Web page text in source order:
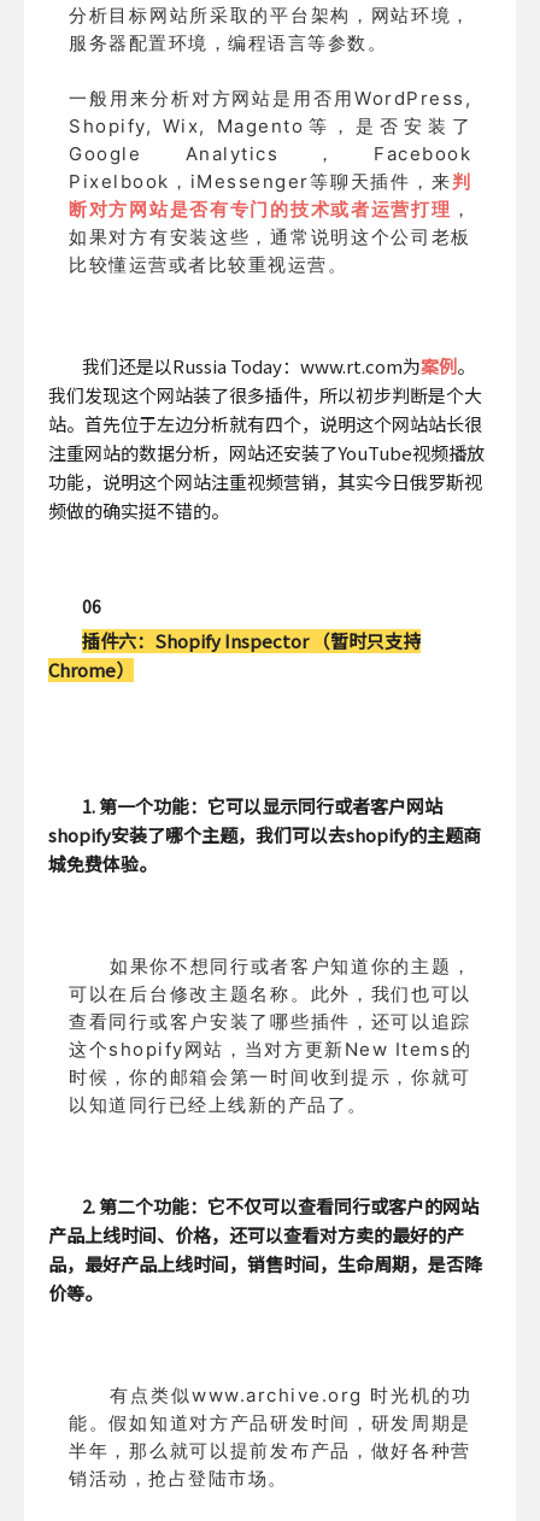
分析目标网站所采取的平台架构，网站环境，
服务器配置环境，编程语言等参数。
一般用来分析对方网站是用否用WordPress,
Shopify, Wix, Magento等，是否安装了
Google Analytics，Facebook
Pixelbook，iMessenger等聊天插件，来判
断对方网站是否有专门的技术或者运营打理 ，
如果对方有安装这些，通常说明这个公司老板
比较懂运营或者比较重视运营。
我们还是以Russia Today：www.rt.com为案例。
我们发现这个网站装了很多插件，所以初步判断是个大
站。首先位于左边分析就有四个，说明这个网站站长很
注重网站的数据分析，网站还安装了YouTube视频播放
功能，说明这个网站注重视频营销，其实今日俄罗斯视
频做的确实挺不错的。
06
插件六： Shopify Inspector （暂时只支持
Chrome）
1. 第一个功能：它可以显示同行或者客户网站
shopify安装了哪个主题，我们可以去shopify的主题商
城免费体验。
如果你不想同行或者客户知道你的主题，
可以在后台修改主题名称。此外，我们也可以
查看同行或客户安装了哪些插件，还可以追踪
这个shopify网站，当对方更新New Items的
时候，你的邮箱会第一时间收到提示，你就可
以知道同行已经上线新的产品了。
2. 第二个功能：它不仅可以查看同行或客户的网站
产品上线时间、价格，还可以查看对方卖的最好的产
品，最好产品上线时间，销售时间，生命周期，是否降
价等。
有点类似www.archive.org 时光机的功
能。假如知道对方产品研发时间，研发周期是
半年，那么就可以提前发布产品，做好各种营
销活动，抢占登陆市场。